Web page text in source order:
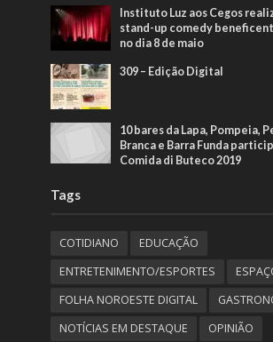
Instituto Luz aos Cegos
stand-up comedy
no dia 8 de maio
309 – Edição Digital
10 bares da Lapa, Pompeia,
Branca e Barra Funda
Comida di Buteco 2019
Tags
COTIDIANO
EDUCAÇÃO
ENTRETENIMENTO/ESPORTES
FOLHA NOROESTE DIGITAL
NOTÍCIAS EM DESTAQUE
OPINIÃO